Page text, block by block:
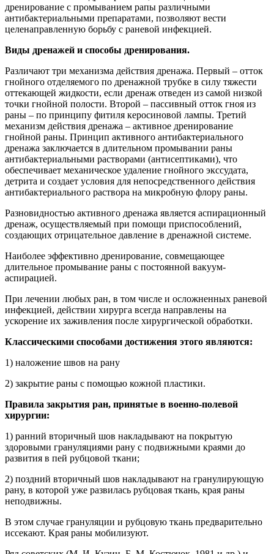
дренирование с промыванием рапы различными
антибактериальными препаратами, позволяют вести
целенаправленную борьбу с раневой инфекцией.
Виды дренажей и способы дренирования.
Различают три механизма действия дренажа. Первый – отток
гнойного отделяемого по дренажной трубке в силу тяжести
оттекающей жидкости, если дренаж отведен из самой низкой
точки гнойной полости. Второй – пассивный отток гноя из
раны – по принципу фитиля керосиновой лампы. Третий
механизм действия дренажа – активное дренирование
гнойной раны. Принцип активного антибактериального
дренажа заключается в длительном промывании раны
антибактериальными растворами (антисептиками), что
обеспечивает механическое удаление гнойного экссудата,
детрита и создает условия для непосредственного действия
антибактериального раствора на микробную флору раны.
Разновидностью активного дренажа является аспирационный
дренаж, осуществляемый при помощи приспособлений,
создающих отрицательное давление в дренажной системе.
Наиболее эффективно дренирование, совмещающее
длительное промывание раны с постоянной вакуум-
аспирацией.
При лечении любых ран, в том числе и осложненных раневой
инфекцией, действии хирурга всегда направлены на
ускорение их заживления после хирургической обработки.
Классическими способами достижения этого являются:
1) наложение швов на рану
2) закрытие раны с помощью кожной пластики.
Правила закрытия ран, принятые в военно-полевой
хирургии:
1) ранний вторичный шов накладывают на покрытую
здоровыми грануляциями рану с подвижными краями до
развития в пей рубцовой ткани;
2) поздний вторичный шов накладывают на гранулирующую
рану, в которой уже развилась рубцовая ткань, края раны
неподвижны.
В этом случае грануляции и рубцовую ткань предварительно
иссекают. Края раны мобилизуют.